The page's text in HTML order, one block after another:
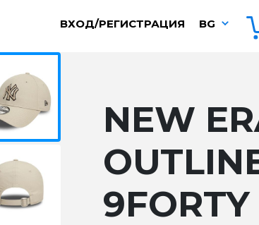
ВХОД/РЕГИСТРАЦИЯ BG
NEW